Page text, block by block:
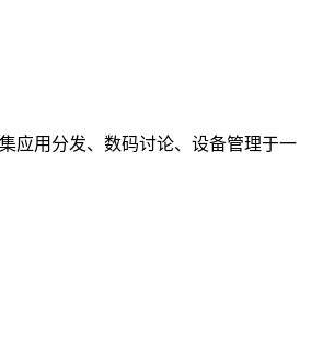
应用分发、数码讨论、设备管理于一